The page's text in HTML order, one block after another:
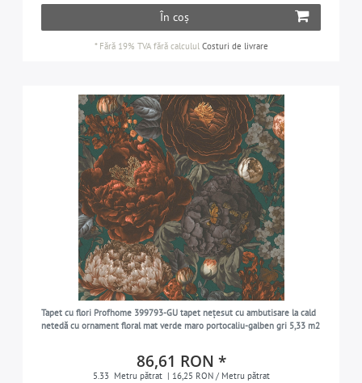
În coș
* Fără 19% TVAfără calculul Costuri de livrare
Tapet cu flori Profhome 399793-GU tapet nețesut cu ambutisare la cald
netedă cu ornament floral mat verde maro portocaliu-galben gri 5,33 m2
86,61 RON *
5.33 Metru pătrat | 16,25 RON / Metru pătrat